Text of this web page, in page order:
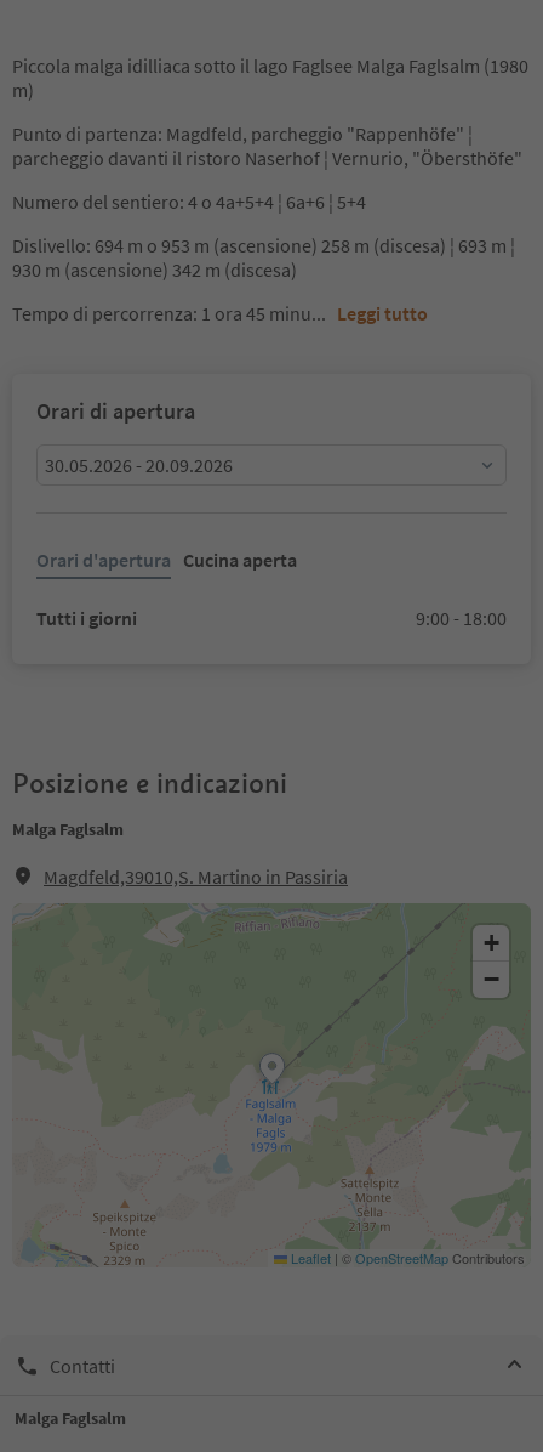
Piccola malga idilliaca sotto il lago Faglsee Malga Faglsalm (1980
m)
Punto di partenza: Magdfeld, parcheggio "Rappenhöfe" ¦
parcheggio davanti il ristoro Naserhof ¦ Vernurio, "Öbersthöfe"
Numero del sentiero: 4 o 4a+5+4 ¦ 6a+6 ¦ 5+4
Dislivello: 694 m o 953 m (ascensione) 258 m (discesa) ¦ 693 m ¦
930 m (ascensione) 342 m (discesa)
Tempo di percorrenza: 1 ora 45 minu... Leggi tutto
Orari di apertura
30.05.2026 - 20.09.2026
Orari d'apertura Cucina aperta
Tutti i giorni 9:00 - 18:00
Posizione e indicazioni
Malga Faglsalm
Magdfeld,39010,S. Martino in Passiria
+
−
Leaflet | ©OpenStreetMapContributors
Contatti
Malga Faglsalm